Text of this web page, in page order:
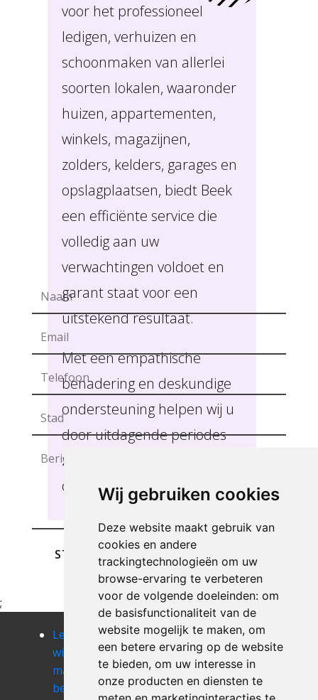
Wij gebruiken cookies
Deze website maakt gebruik van
cookies en andere
trackingtechnologieën om uw
browse-ervaring te verbeteren
voor de volgende doeleinden: om
de basisfunctionaliteit van de
website mogelijk te maken, om
een betere ervaring op de website
te bieden, om uw interesse in
onze producten en diensten te
voor het professioneel
ledigen, verhuizen en
schoonmaken van allerlei
soorten lokalen, waaronder
huizen, appartementen,
winkels, magazijnen,
zolders, kelders, garages en
opslagplaatsen, biedt Beek
een efficiënte service die
volledig aan uw
verwachtingen voldoet en
garant staat voor een
uitstekend resultaat.
Met een empathische
benadering en deskundige
ondersteuning helpen wij u
door uitdagende periodes
zoals een verhuis, erfenis of
overlijden Beek .
STUREN
;
Leegmaken
winkel of
magazij
berbroek
Leegmaken
winkel of
magazij berg
Leegmaken
winkel of
magazij
beringen